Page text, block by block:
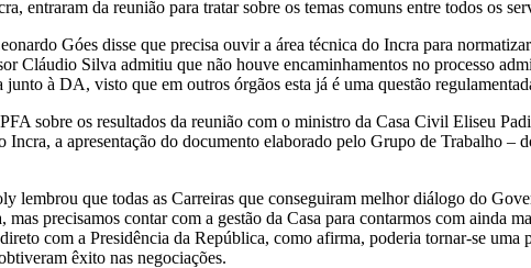
entraram da reunião para tratar sobre os temas comuns entre todos os
Góes disse que precisa ouvir a área técnica do Incra para
Cláudio Silva admitiu que não houve encaminhamentos no processo
à DA, visto que em outros órgãos esta já é uma questão
sobre os resultados da reunião com o ministro da Casa Civil Eliseu
a apresentação do documento elaborado pelo Grupo de Trabalho –
lembrou que todas as Carreiras que conseguiram melhor diálogo do
precisamos contar com a gestão da Casa para contarmos com ainda
com a Presidência da República, como afirma, poderia tornar-se
êxito nas negociações.